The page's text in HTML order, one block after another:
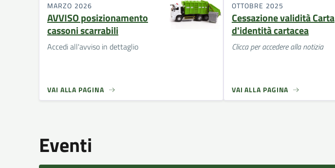
MARZO 2026
AVVISO posizionamento
cassoni scarrabili
Accedi all'avviso in dettaglio
VAI ALLA PAGINA
OTTOBRE 2025
Cessazione validità Carta
d'identità cartacea
Clicca per accedere alla notizia
VAI ALLA PAGINA
Eventi